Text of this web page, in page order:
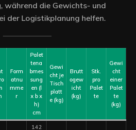
während die Gewichts- und
der Logistikplanung helfen.
Form
atnu
mme
r
Palet
tena
bmes
sung
en (l
x b x
h)
cm
Gewi
cht je
Tisch
platt
e (kg)
Brutt
ogew
icht
(kg)
Stk.
pro
Palet
te
Gewi
cht
einer
Palet
te
(kg)
142